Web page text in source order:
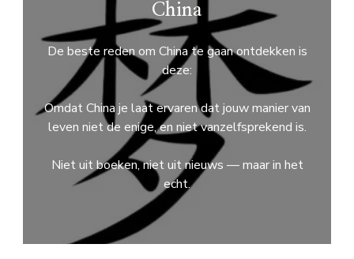
China
De beste reden om China te gaan ontdekken is
deze:
Omdat China je laat ervaren dat jouw manier van
leven niet de enige, en niet vanzelfsprekend is.
Niet uit boeken, niet uit nieuws — maar in het
echt.